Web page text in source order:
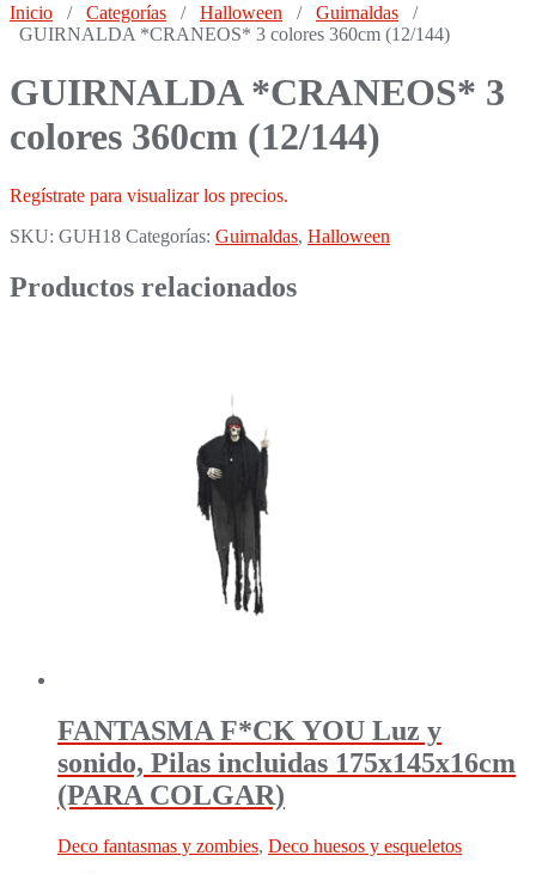
Inicio / Categorías / Halloween / Guirnaldas /
GUIRNALDA *CRANEOS* 3 colores 360cm (12/144)
GUIRNALDA *CRANEOS* 3
colores 360cm (12/144)
Regístrate para visualizar los precios.
SKU: GUH18 Categorías: Guirnaldas, Halloween
Productos relacionados
FANTASMA F*CK YOU Luz y
sonido, Pilas incluidas 175x145x16cm
(PARA COLGAR)
Deco fantasmas y zombies, Deco huesos y esqueletos